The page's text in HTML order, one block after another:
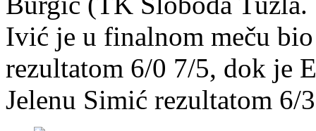
Ivić je u finalnom meču
rezultatom 6/0 7/5, dok je
Jelenu Simić rezultatom 6/